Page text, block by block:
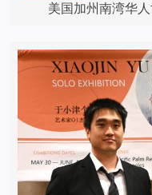
美国加州南湾华